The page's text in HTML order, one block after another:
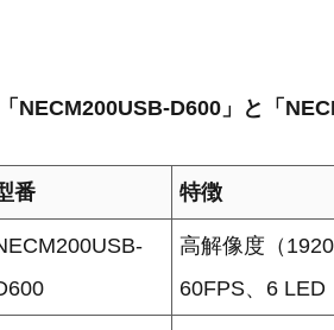
NECM200USB-D600」と「
番 特徴
高解像度（
60FPS、6 LED